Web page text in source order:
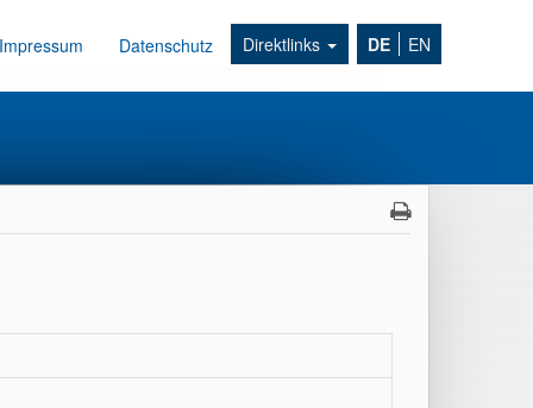
Impressum Datenschutz Direktlinks DE EN